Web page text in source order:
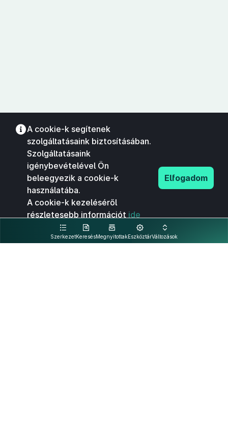
SzerkezetKeresésMegnyitottakEszköztárVáltozások
A cookie-k segítenek
szolgáltatásaink biztosításában.
Szolgáltatásaink
igénybevételével Ön
beleegyezik a cookie-k
használatába.
A cookie-k kezeléséről
részletesebb információt ide
kattintva olvashat.
Elfogadom